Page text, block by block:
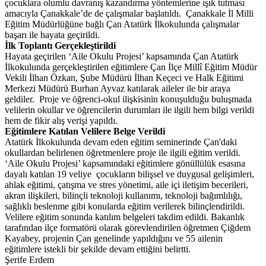
çocuklara olumlu davranış kazandırma yöntemlerine ışık tutması
amacıyla Çanakkale’de de çalışmalar başlatıldı. Çanakkale İl Milli
Eğitim Müdürlüğüne bağlı Çan Atatürk İlkokulunda çalışmalar
başarı ile hayata geçirildi.
İlk Toplantı Gerçekleştirildi
Hayata geçirilen ‘Aile Okulu Projesi’ kapsamında Çan Atatürk
İlkokulunda gerçekleştirilen eğitimlere Çan İlçe Millî Eğitim Müdür
Vekili İlhan Özkan, Şube Müdürü İlhan Keçeci ve Halk Eğitimi
Merkezi Müdürü Burhan Ayvaz katılarak aileler ile bir araya
geldiler. Proje ve öğrenci-okul ilişkisinin konuşulduğu buluşmada
velilerin okullar ve öğrencilerin durumları ile ilgili hem bilgi verildi
hem de fikir alış verişi yapıldı.
Eğitimlere Katılan Velilere Belge Verildi
Atatürk İlkokulunda devam eden eğitim seminerinde Çan'daki
okullardan belirlenen öğretmenlere proje ile ilgili eğitim verildi.
‘Aile Okulu Projesi’ kapsamındaki eğitimlere gönüllülük esasına
dayalı katılan 19 veliye çocukların bilişsel ve duygusal gelişimleri,
ahlak eğitimi, çatışma ve stres yönetimi, aile içi iletişim becerileri,
akran ilişkileri, bilinçli teknoloji kullanımı, teknoloji bağımlılığı,
sağlıklı beslenme gibi konularda eğitim verilerek bilinçlendirildi.
Velilere eğitim sonunda katılım belgeleri takdim edildi. Bakanlık
tarafından ilçe formatörü olarak görevlendirilen öğretmen Çiğdem
Kayabey, projenin Çan genelinde yapıldığını ve 55 ailenin
eğitimlere istekli bir şekilde devam ettiğini belirtti.
Şerife Erdem